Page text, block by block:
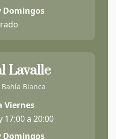
Domingos
Lavalle
Blanca
Viernes
17:00 a 20:00
Domingos